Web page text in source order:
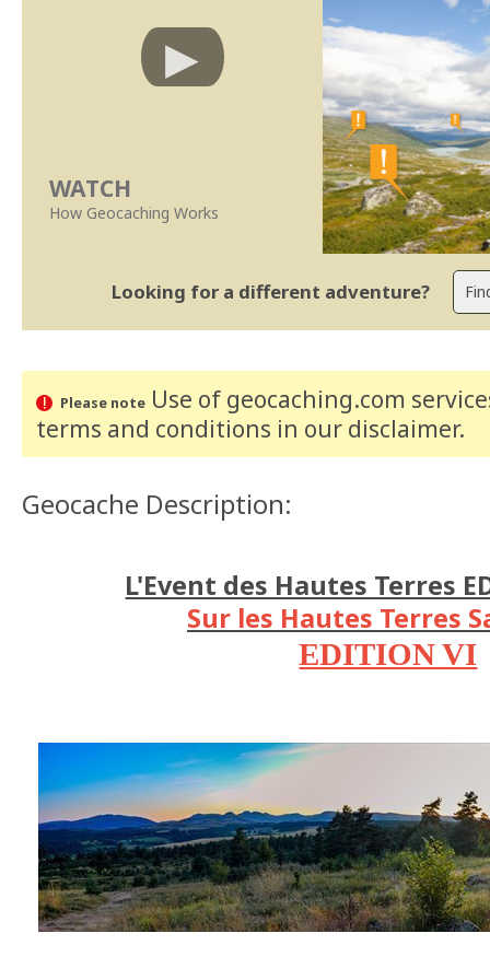
WATCH
How Geocaching Works
Looking for a different adventure?
Please noteUse of geocaching.com
terms and conditions in our disclaimer.
Geocache Description:
L'Event des Hautes Terres
Sur les Hautes Terres
EDITION VI